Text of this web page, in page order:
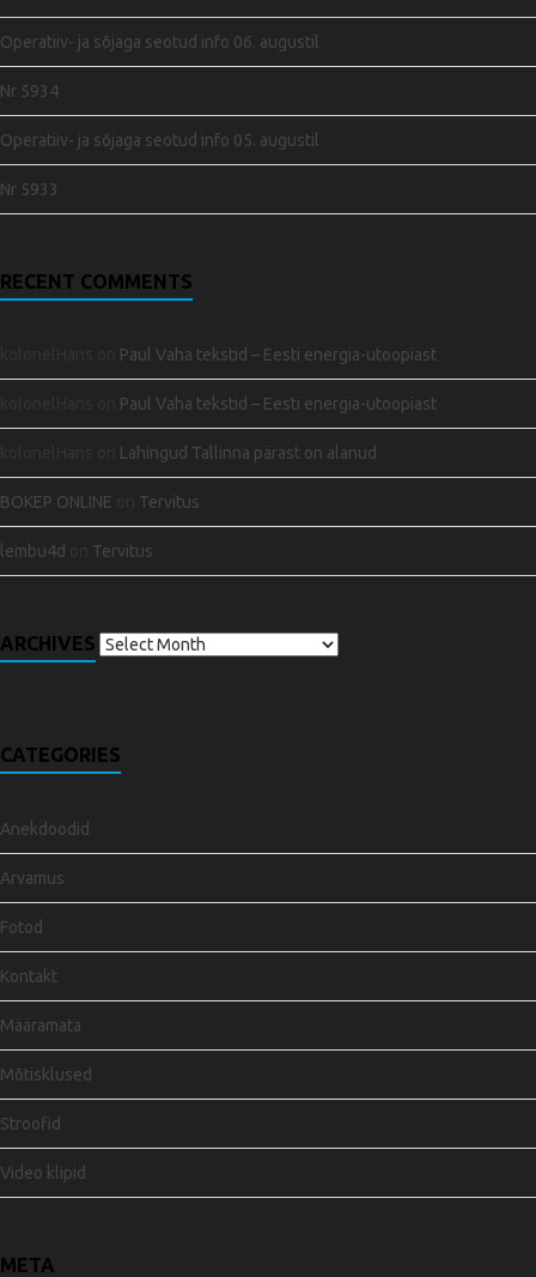
Operatiiv- ja sõjaga seotud info 06. augustil
Nr 5934
Operatiiv- ja sõjaga seotud info 05. augustil
Nr 5933
RECENT COMMENTS
Paul Vaha tekstid – Eesti energia-utoopiast
Paul Vaha tekstid – Eesti energia-utoopiast
Lahingud Tallinna pärast on alanud
BOKEP ONLINE Tervitus
lembu4d Tervitus
ARCHIVES
CATEGORIES
Anekdoodid
Arvamus
Fotod
Kontakt
Määramata
Mõtisklused
Stroofid
Video klipid
META